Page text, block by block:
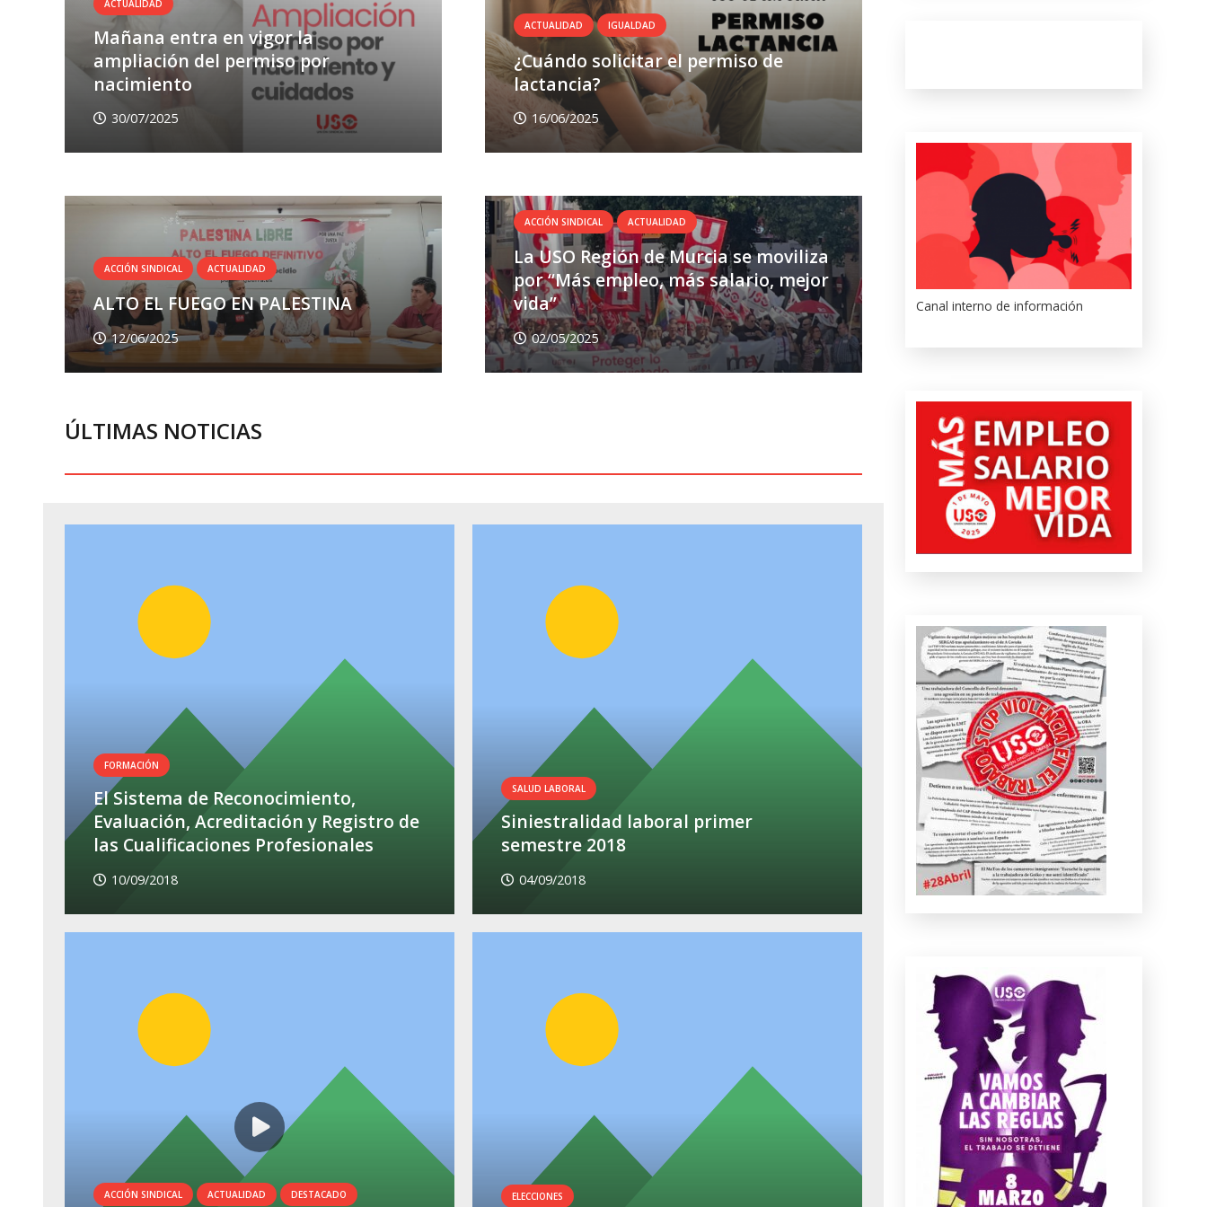
ACTUALIDAD
Mañana entra en vigor la
ampliación del permiso por
nacimiento
30/07/2025
ACTUALIDAD IGUALDAD
¿Cuándo solicitar el permiso de
lactancia?
16/06/2025
ACCIÓN SINDICAL ACTUALIDAD
ALTO EL FUEGO EN PALESTINA
12/06/2025
ACCIÓN SINDICAL ACTUALIDAD
La USO Región de Murcia se moviliza
por “Más empleo, más salario, mejor
vida”
02/05/2025
ÚLTIMAS NOTICIAS
FORMACIÓN
El Sistema de Reconocimiento,
Evaluación, Acreditación y Registro de
las Cualificaciones Profesionales
10/09/2018
SALUD LABORAL
Siniestralidad laboral primer
semestre 2018
04/09/2018
ACCIÓN SINDICAL ACTUALIDAD DESTACADO ELECCIONES
Canal interno de información